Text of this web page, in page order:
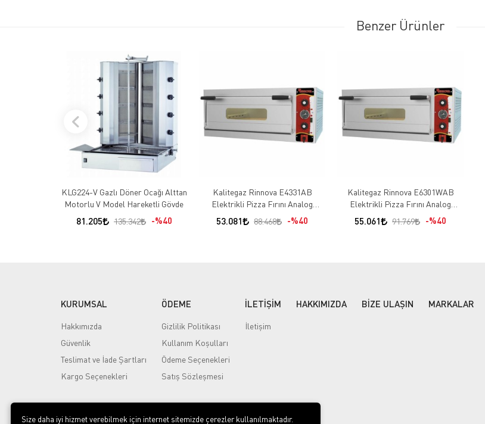
Benzer Ürünler
KLG224-V Gazlı Döner Ocağı Alttan
Motorlu V Model Hareketli Gövde
81.205 135.342 %40
Kalitegaz Rinnova E4331AB
Elektrikli Pizza Fırını Analog
53.081 88.468 %40
Kalitegaz Rinnova E6301WAB
Elektrikli Pizza Fırını Analog
55.061 91.769 %40
KURUMSAL
Hakkımızda
Güvenlik
Teslimat ve İade Şartları
Kargo Seçenekleri
ÖDEME
Gizlilik Politikası
Kullanım Koşulları
Ödeme Seçenekleri
Satış Sözleşmesi
İLETİŞİM
İletişim
HAKKIMIZDA BİZE ULAŞIN MARKALAR
Size daha iyi hizmet verebilmek için internet sitemizde çerezler kullanılmaktadır.